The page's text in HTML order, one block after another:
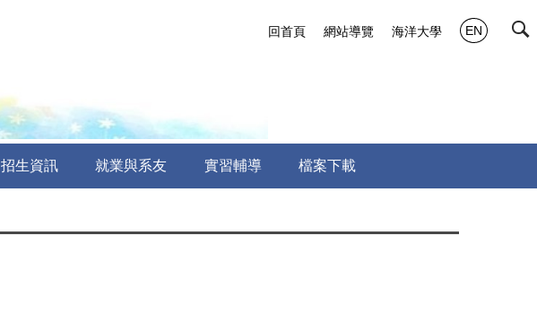
招生資訊 就業與系友 實習輔導 檔案下載
回首頁 網站導覽 海洋大學 EN